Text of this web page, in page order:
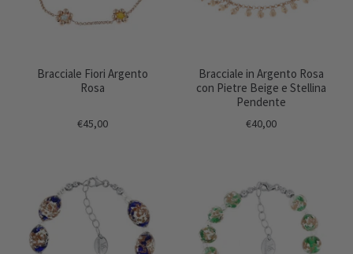
Bracciale Fiori Argento
Rosa
€45,00
Bracciale in Argento Rosa
con Pietre Beige e Stellina
Pendente
€40,00